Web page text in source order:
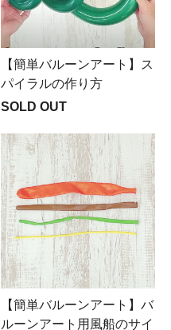
【簡単バルーンアート】ス
パイラルの作り方
SOLD OUT
【簡単バルーンアート】バ
ルーンアート用風船のサイ